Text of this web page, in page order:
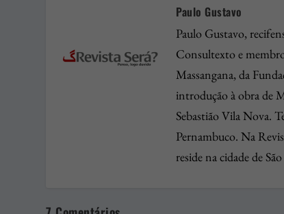
Paulo Gustavo
Paulo Gustavo,
Consultexto e
Massangana, da
introdução à obra de
Sebastião Vila Nova.
Pernambuco. Na
reside na cidade de